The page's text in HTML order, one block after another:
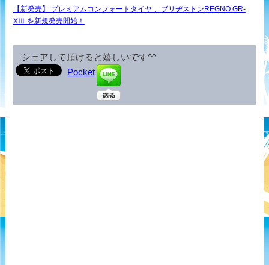
【新発売】 プレミアムコンフォートタイヤ 、ブリヂストンREGNO GR-
XⅢ を新規発売開始！
シェアして頂けると嬉しいです^^
Pocket